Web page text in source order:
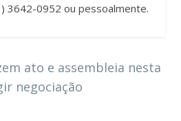
3642-0952 ou pessoalmente.
ato e assembleia nesta
negociação